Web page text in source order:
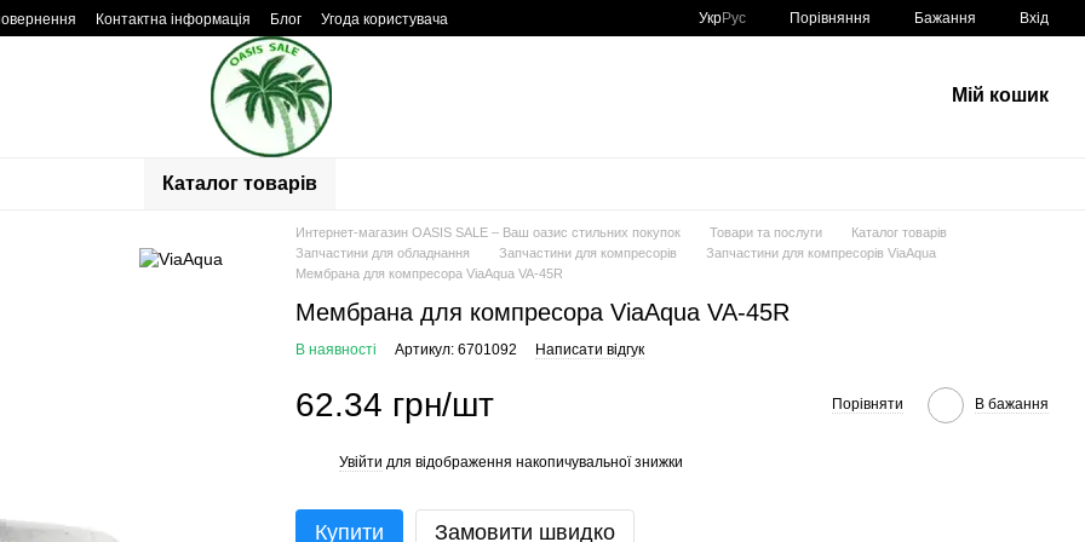
Контактна інформація Блог
Угода користувача
УкрРус Порівняння Бажання Вхід
Мій кошик
Каталог товарів
Интернет-магазин OASIS SALE – Ваш оазис стильних покупок Товари та послуги
Каталог товарів
Запчастини для обладнання
Запчастини для компресорів
Запчастини для компресорів ViaAqua
Мембрана для компресора ViaAqua VA-45R
Мембрана для компресора ViaAqua VA-45R
В наявності Артикул: 6701092 Написати відгук
62.34 грн/шт Порівняти В бажання
Увійти для відображення накопичувальної знижки
Купити Замовити швидко